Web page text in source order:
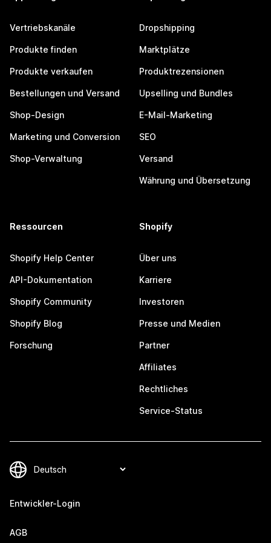
Vertriebskanäle
Produkte finden
Produkte verkaufen
Bestellungen und Versand
Shop-Design
Marketing und Conversion
Shop-Verwaltung
Dropshipping
Marktplätze
Produktrezensionen
Upselling und Bundles
E-Mail-Marketing
SEO
Versand
Währung und Übersetzung
Ressourcen
Shopify Help Center
API-Dokumentation
Shopify Community
Shopify Blog
Forschung
Shopify
Über uns
Karriere
Investoren
Presse und Medien
Partner
Affiliates
Rechtliches
Service-Status
Entwickler-Login
AGB